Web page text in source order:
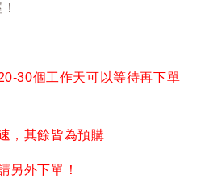
30個工作天可以等待再下單
，其餘皆為預購
另外下單！